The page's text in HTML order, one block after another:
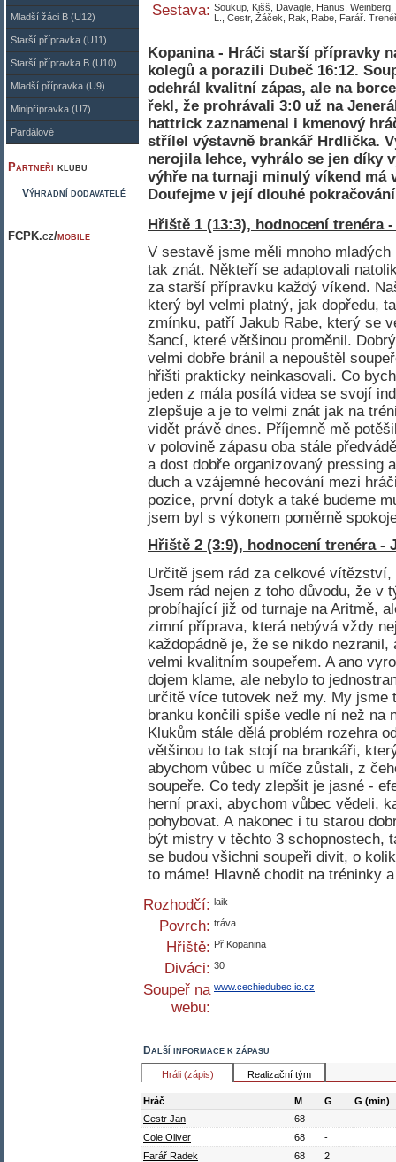
Mladší žáci B (U12)
Starší přípravka (U11)
Starší přípravka B (U10)
Mladší přípravka (U9)
Minipřípravka (U7)
Pardálové
Partneři klubu
Výhradní dodavatelé
FCPK.cz/mobile
Sestava: Soukup, Kišš, Davagle, Hanus,
L., Cestr, Žáček, Rak, Rabe, Farář.
Kopanina - Hráči starší přípravky
kolegů a porazili Dubeč 16:12.
odehrál kvalitní zápas, ale na
řekl, že prohrávali 3:0 už na
hattrick zaznamenal i kmenový
střílel výstavně brankář Hrdlička.
nerojila lehce, vyhrálo se jen díky
výhře na turnaji minulý víkend má
Doufejme v její dlouhé
Hřiště 1 (13:3), hodnocení trenéra
V sestavě jsme měli mnoho
tak znát. Někteří se adaptovali
za starší přípravku každý víkend.
který byl velmi platný, jak dopředu,
zmínku, patří Jakub Rabe, který se
šancí, které většinou proměnil.
velmi dobře bránil a nepouštěl
hřišti prakticky neinkasovali. Co
jeden z mála posílá videa se svojí
zlepšuje a je to velmi znát jak na
vidět právě dnes. Příjemně mě
v polovině zápasu oba stále
a dost dobře organizovaný pressing
duch a vzájemné hecování mezi
pozice, první dotyk a také budeme
jsem byl s výkonem poměrně
Hřiště 2 (3:9), hodnocení trenéra -
Určitě jsem rád za celkové
Jsem rád nejen z toho důvodu, že v
probíhající již od turnaje na Aritmě,
zimní příprava, která nebývá vždy
každopádně je, že se nikdo
velmi kvalitním soupeřem. A ano
dojem klame, ale nebylo to
určitě více tutovek než my. My
branku končili spíše vedle ní než na
Klukům stále dělá problém rozehra
většinou to tak stojí na brankáři,
abychom vůbec u míče zůstali, z
soupeře. Co tedy zlepšit je jasné -
herní praxi, abychom vůbec vědeli,
pohybovat. A nakonec i tu starou
být mistry v těchto 3 schopnostech,
se budou všichni soupeři divit, o
to máme! Hlavně chodit na tréninky
Rozhodčí: laik
Povrch: tráva
Hřiště: Př.Kopanina
Diváci: 30
Soupeř na
webu:
www.cechiedubec.ic.cz
Další informace k zápasu
Hráli (zápis) Realizační tým
Hráč M G
G (min)
Cestr Jan
68
-
Cole Oliver
68
-
Farář Radek
68
2